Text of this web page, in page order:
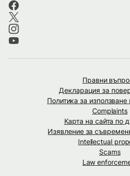
Правни
Декларация за
Политика за използване
Complaints
Карта на сайта по
Изявление за
Intellectual
Scams
Law